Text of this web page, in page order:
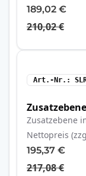
189,02 €
210,02 €
Art.-Nr.
Zusatzebene
Zusatzebene
Nettopreis
195,37 €
217,08 €